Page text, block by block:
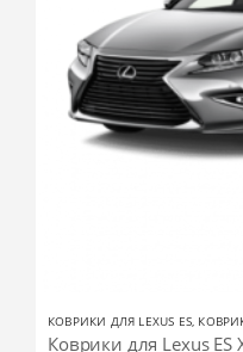
КОВРИКИ ДЛЯ LEXUS ES,
Коврики для Lexus ES